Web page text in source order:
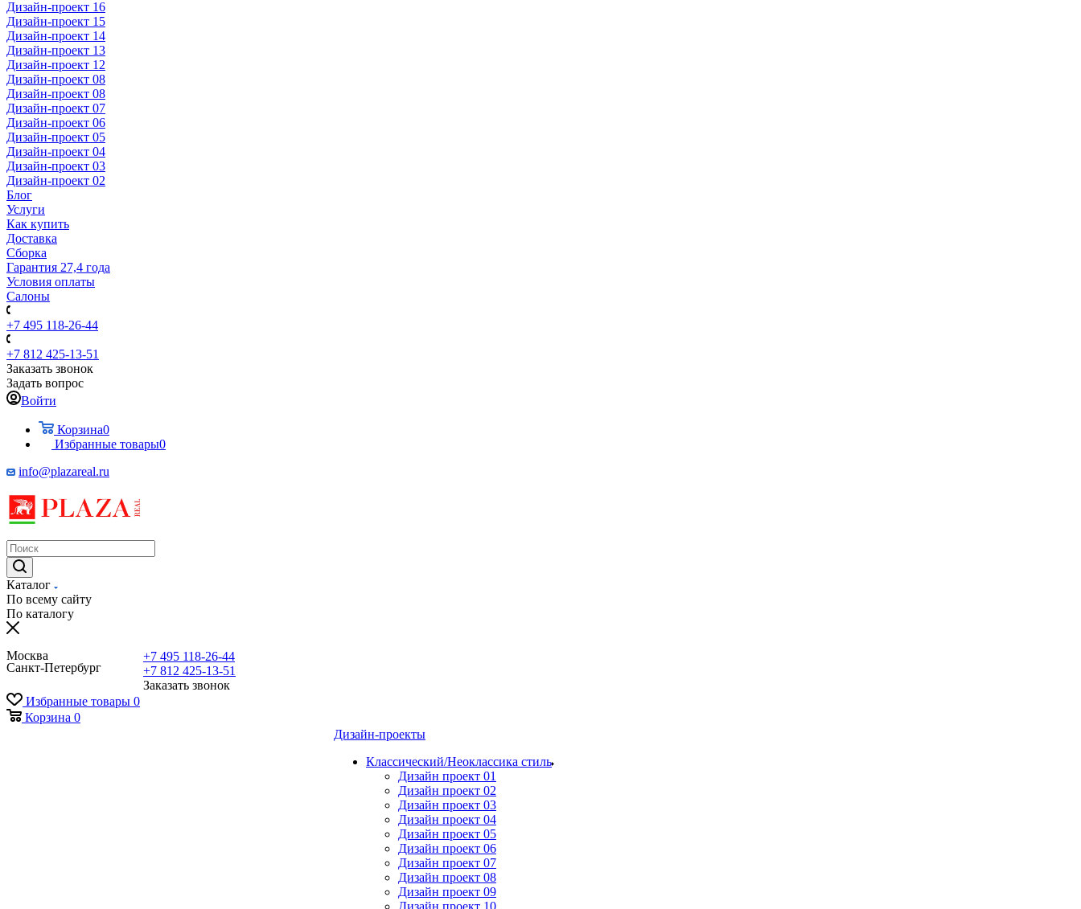
Дизайн-проект 16
Дизайн-проект 15
Дизайн-проект 14
Дизайн-проект 13
Дизайн-проект 12
Дизайн-проект 08
Дизайн-проект 08
Дизайн-проект 07
Дизайн-проект 06
Дизайн-проект 05
Дизайн-проект 04
Дизайн-проект 03
Дизайн-проект 02
Блог
Услуги
Как купить
Доставка
Сборка
Гарантия 27,4 года
Условия оплаты
Салоны
+7 495 118-26-44
+7 812 425-13-51
Заказать звонок
Задать вопрос
Войти
Корзина0
Избранные товары0
info@plazareal.ru
Каталог
По всему сайту
По каталогу
Москва
Санкт-Петербург
+7 495 118-26-44
+7 812 425-13-51
Заказать звонок
Избранные товары 0
Корзина 0
Дизайн-проекты
Классический/Неоклассика стиль
Дизайн проект 01
Дизайн проект 02
Дизайн проект 03
Дизайн проект 04
Дизайн проект 05
Дизайн проект 06
Дизайн проект 07
Дизайн проект 08
Дизайн проект 09
Дизайн проект 10